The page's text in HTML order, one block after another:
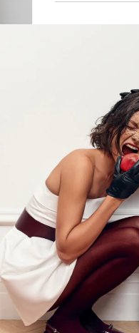
Состав и
Возврат и
РАЗМЕР XS
A.Burdyugova